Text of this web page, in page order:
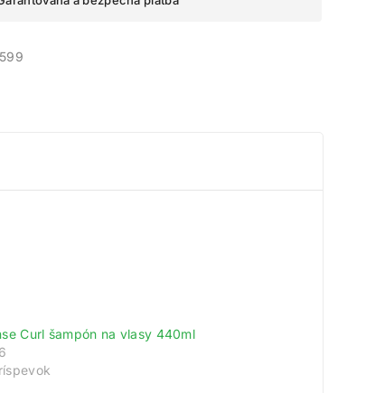
Curl šampón na vlasy 440ml